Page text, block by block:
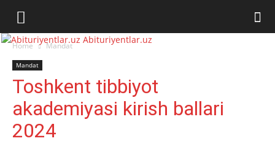
Abituriyentlar.uz
Home Mandat
Mandat
Toshkent tibbiyot
akademiyasi kirish ballari
2024